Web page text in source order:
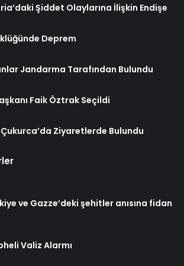
Şiddet Olaylarına İlişkin Endişe
Deprem
Jandarma Tarafından Bulundu
Faik Öztrak Seçildi
Ziyaretlerde Bulundu
ve Gazze’deki şehitler anısına fidan
Valiz Alarmı